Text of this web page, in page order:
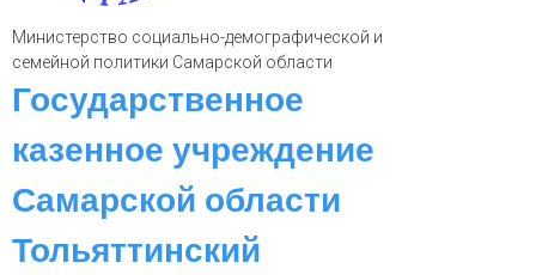
Министерство социально-демографической и
семейной политики Самарской области
Государственное
казенное учреждение
Самарской области
Тольяттинский